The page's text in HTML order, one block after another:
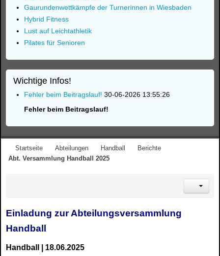
Gaurundenwettkämpfe der Turnerinnen in Wiesbaden
Hybrid Fitness
Lust auf Leichtathletik
Pilates für Senioren
Wichtige Infos!
Fehler beim Beitragslauf! 30-06-2026 13:55:26
Fehler beim Beitragslauf!
Startseite Abteilungen Handball
Berichte
Abt. Versammlung Handball 2025
Einladung zur Abteilungsversammlung
Handball
Handball | 18.06.2025